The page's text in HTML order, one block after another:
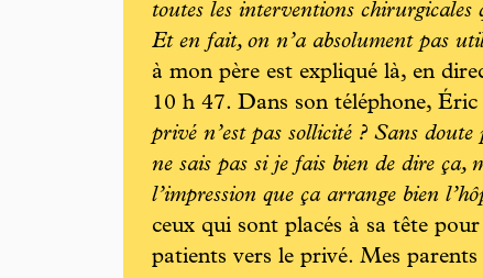
toutes les interventions
Et en fait, on n’a absolument pas
à mon père est expliqué là, en
10 h 47. Dans son téléphone, Éric
privé n’est pas sollicité ? Sans
ne sais pas si je fais bien de dire ça,
l’impression que ça arrange bien
ceux qui sont placés à sa tête
patients vers le privé. Mes